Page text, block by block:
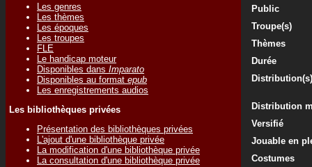
Les genres
Les thèmes
Les époques
Les troupes
FLE
Le handicap moteur
Disponibles dans Imparato
Disponibles au format epub
Les enregistrements audios
Les bibliothèques privées
Présentation des bibliothèques privées
L'ajout d'une bibliothèque privée
La modification d'une bibliothèque privée
La consultation d'une bibliothèque privée
Public
Troupe(s)
Thèmes
Durée
Distribution(s)
Distribution
Versifié
Jouable en
Costumes